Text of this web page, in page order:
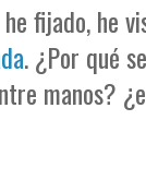
fijado, he
. ¿Por qué
manos?